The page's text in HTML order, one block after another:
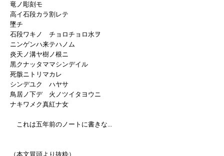
竜ノ彫刻モ
高イ石段カラ割レテ
墜チ
石段ワキノ チョロチョロ水ヲ
ニンゲンハ来テハノム
炎天ノ溝ヤ樹ノ根ニ
黒クナッタママシンデイル
死骸ニトリマカレ
シンデユク ハヤサ
鳥居ノ下デ 火ノツイタヨウニ
ナキワメク真紅ナ女
これは五年前のノートに書きな...
（本文冒頭より抜粋）